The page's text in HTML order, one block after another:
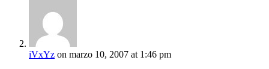
iVxYz on marzo 10, 2007 at 1:46 pm